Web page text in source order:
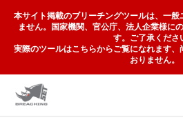
本サイト掲載のブリーチングツールは、一般
ません。国家機関、官公庁、法人企業様に
す。ご了承くださ
実際のツールはこちらからご覧になれます
おりません。